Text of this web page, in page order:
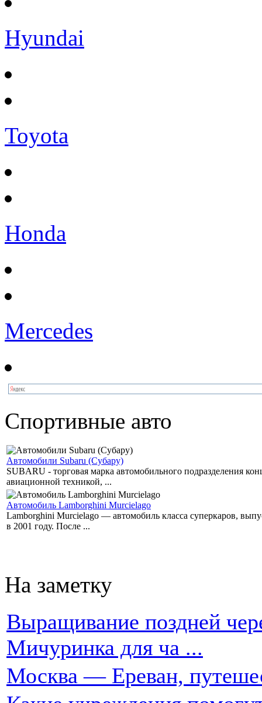
Hyundai
Toyota
Honda
Mercedes
Спортивные авто
Автомобили Subaru (Субару)
SUBARU - торговая марка автомобильного подразделения
авиационной техникой, ...
Автомобиль Lamborghini Murcielago
Lamborghini Murcielago — автомобиль класса суперкаров,
в 2001 году. После ...
На заметку
Выращивание поздней
Мичуринка для ча ...
Москва — Ереван,